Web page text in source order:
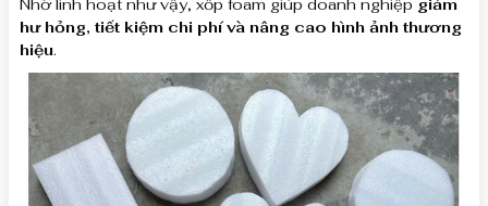
Nhờ linh hoạt như vậy, xốp foam giúp doanh nghiệp giảm
hư hỏng, tiết kiệm chi phí và nâng cao hình ảnh thương
hiệu.